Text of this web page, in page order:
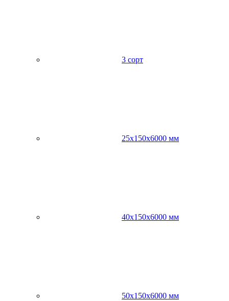
3 сорт
25х150х6000 мм
40х150х6000 мм
50х150х6000 мм